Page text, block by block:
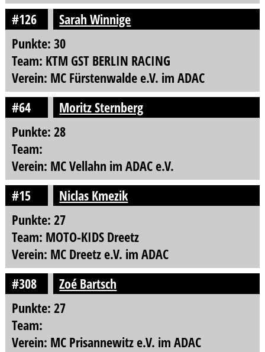
#126
Sarah Winnige
Punkte: 30
Team: KTM GST BERLIN RACING
Verein: MC Fürstenwalde e.V. im ADAC
#64
Moritz Sternberg
Punkte: 28
Team:
Verein: MC Vellahn im ADAC e.V.
#15
Niclas Kmezik
Punkte: 27
Team: MOTO-KIDS Dreetz
Verein: MC Dreetz e.V. im ADAC
#308
Zoé Bartsch
Punkte: 27
Team:
Verein: MC Prisannewitz e.V. im ADAC